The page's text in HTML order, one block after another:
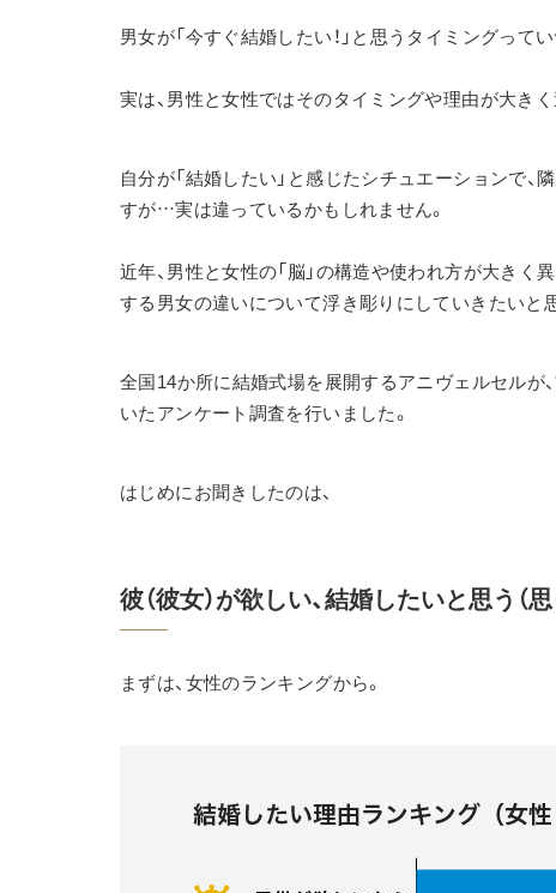
男女が「今すぐ結婚したい！」と思うタイミングって
実は、男性と女性ではそのタイミングや理由が大き
自分が「結婚したい」と感じたシチュエーションで
すが…実は違っているかもしれません。
近年、男性と女性の「脳」の構造や使われ方が大き
する男女の違いについて浮き彫りにしていきたいと
全国14か所に結婚式場を展開するアニヴェルセルが
いたアンケート調査を行いました。
はじめにお聞きしたのは、
彼（彼女）が欲しい、結婚したいと思う（
まずは、女性のランキングから。